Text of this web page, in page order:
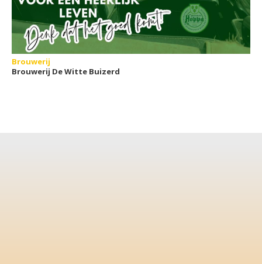
Brouwerij
Brouwerij De Witte Buizerd